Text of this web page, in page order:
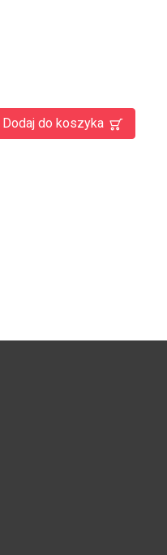
Dodaj do koszyka